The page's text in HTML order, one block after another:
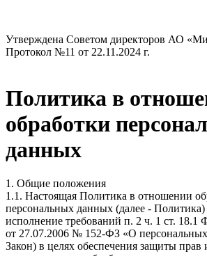
Утверждена Советом директоров​ АО
Протокол №11 от 22.11.2024 г.
Политика в
обработки
данных
1. Общие положения
1.1. Настоящая Политика в отношении
персональных данных (далее - Политика)
исполнение требований п. 2 ч. 1 ст. 18.1
от 27.07.2006 № 152-ФЗ «О
Закон) в целях обеспечения защиты прав